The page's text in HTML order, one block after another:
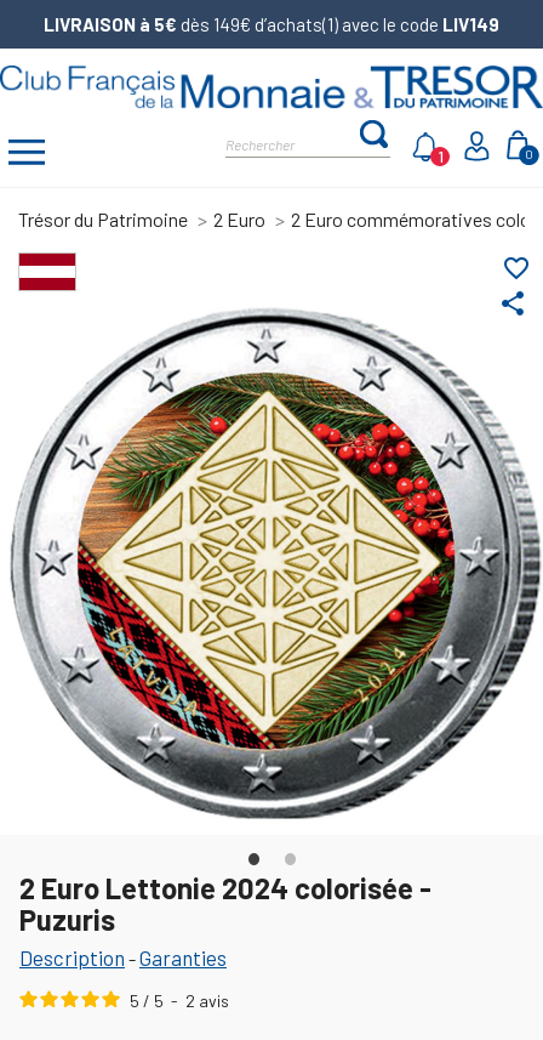
LIVRAISON à 5€ dès 149€ d’achats(1) avec le code LIV149
0
1
Trésor du Patrimoine 2 Euro 2 Euro commémoratives
share
favorite_border
2 Euro Lettonie 2024 colorisée -
Puzuris
Description -Garanties
5 / 5 - 2 avis